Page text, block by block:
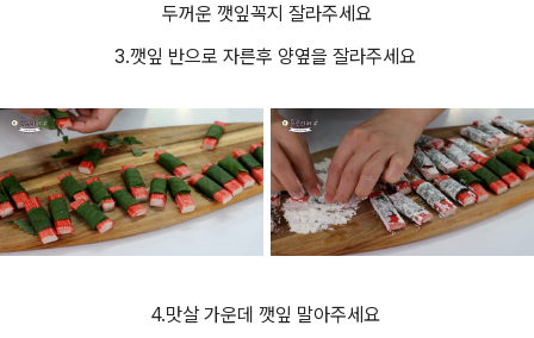
두꺼운 깻잎꼭지 잘라주세요
3.깻잎 반으로 자른후 양옆을 잘라주세요
4.맛살 가운데 깻잎 말아주세요